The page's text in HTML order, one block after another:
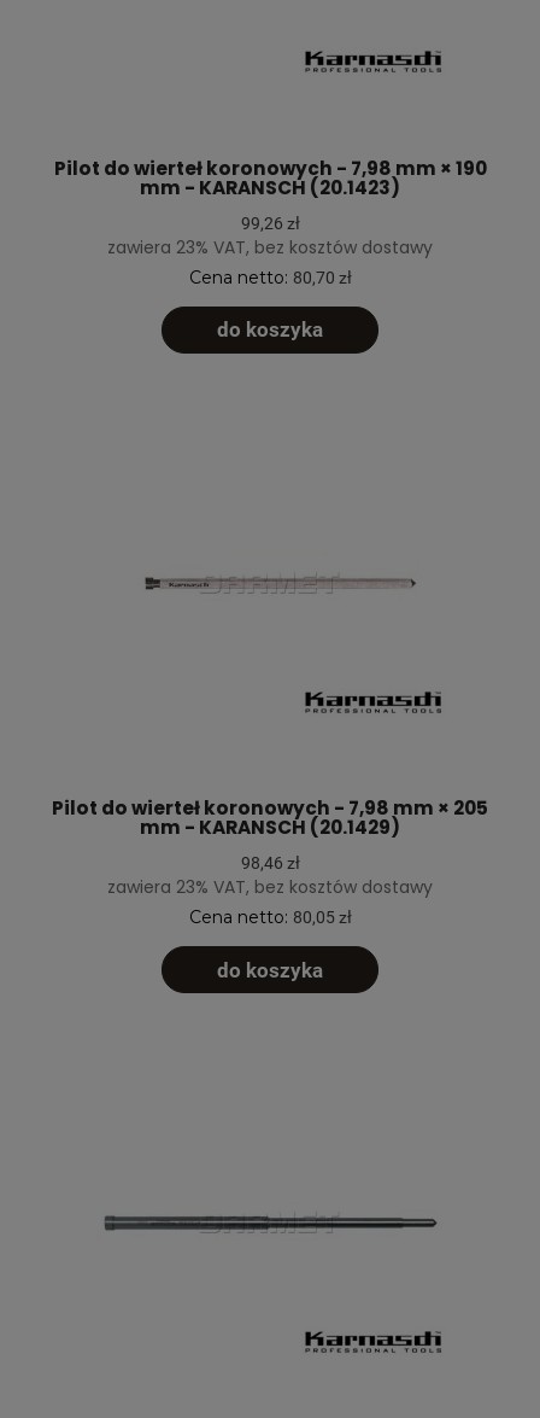
Pilot do wierteł koronowych - 7,98 mm × 190
mm - KARANSCH (20.1423)
99,26 zł
zawiera 23% VAT, bez kosztów dostawy
Cena netto: 80,70 zł
do koszyka
Pilot do wierteł koronowych - 7,98 mm × 205
mm - KARANSCH (20.1429)
98,46 zł
zawiera 23% VAT, bez kosztów dostawy
Cena netto: 80,05 zł
do koszyka